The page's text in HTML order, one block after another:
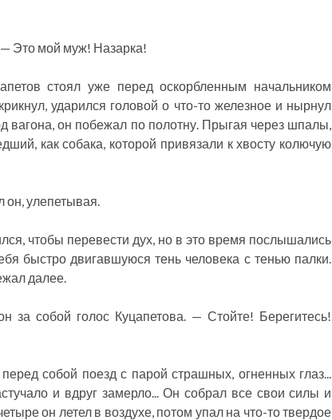
Это мой муж! Назарка!
стоял уже перед оскорбленным начальником
ударился головой о что-то железное и нырнул
вагона, он побежал по полотну. Прыгая через шпалы,
как собака, которой привязали к хвосту колючую
он, улепетывая.
чтобы перевести дух, но в это время послышались
быстро двигавшуюся тень человека с тенью палки.
далее.
собой голос Куцапетова. — Стойте! Берегитесь!
собой поезд с парой страшных, огненных глаз...
и вдруг замерло... Он собрал все свои силы и
он летел в воздухе, потом упал на что-то твердое